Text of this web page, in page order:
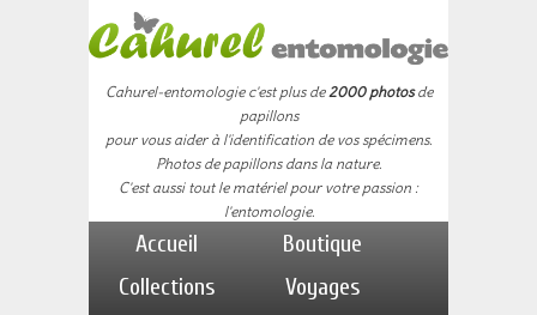
Cahurel-entomologie c'est plus de2000 photosde
papillons
pour vous aider à l'identification de vos spécimens.
Photos de papillons dans la nature.
C'est aussi tout le matériel pour votre passion :
l'entomologie.
Accueil
Boutique
Collections
Voyages